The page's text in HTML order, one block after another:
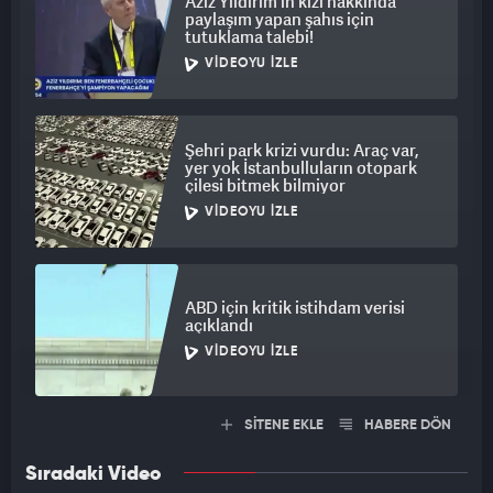
paylaşım yapan şahıs için
tutuklama talebi!
VIDEOYU İZLE
Şehri park krizi vurdu: Araç var,
yer yok İstanbulluların otopark
çilesi bitmek bilmiyor
VIDEOYU İZLE
ABD için kritik istihdam verisi
açıklandı
VIDEOYU İZLE
SİTENE EKLE HABERE DÖN
Sıradaki Video